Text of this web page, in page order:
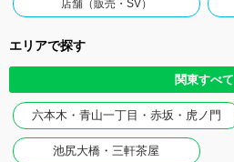
店舗（販売・SV）
エリアで探す
関東すべて
六本木・青山一丁目・赤坂・虎ノ門
池尻大橋・三軒茶屋